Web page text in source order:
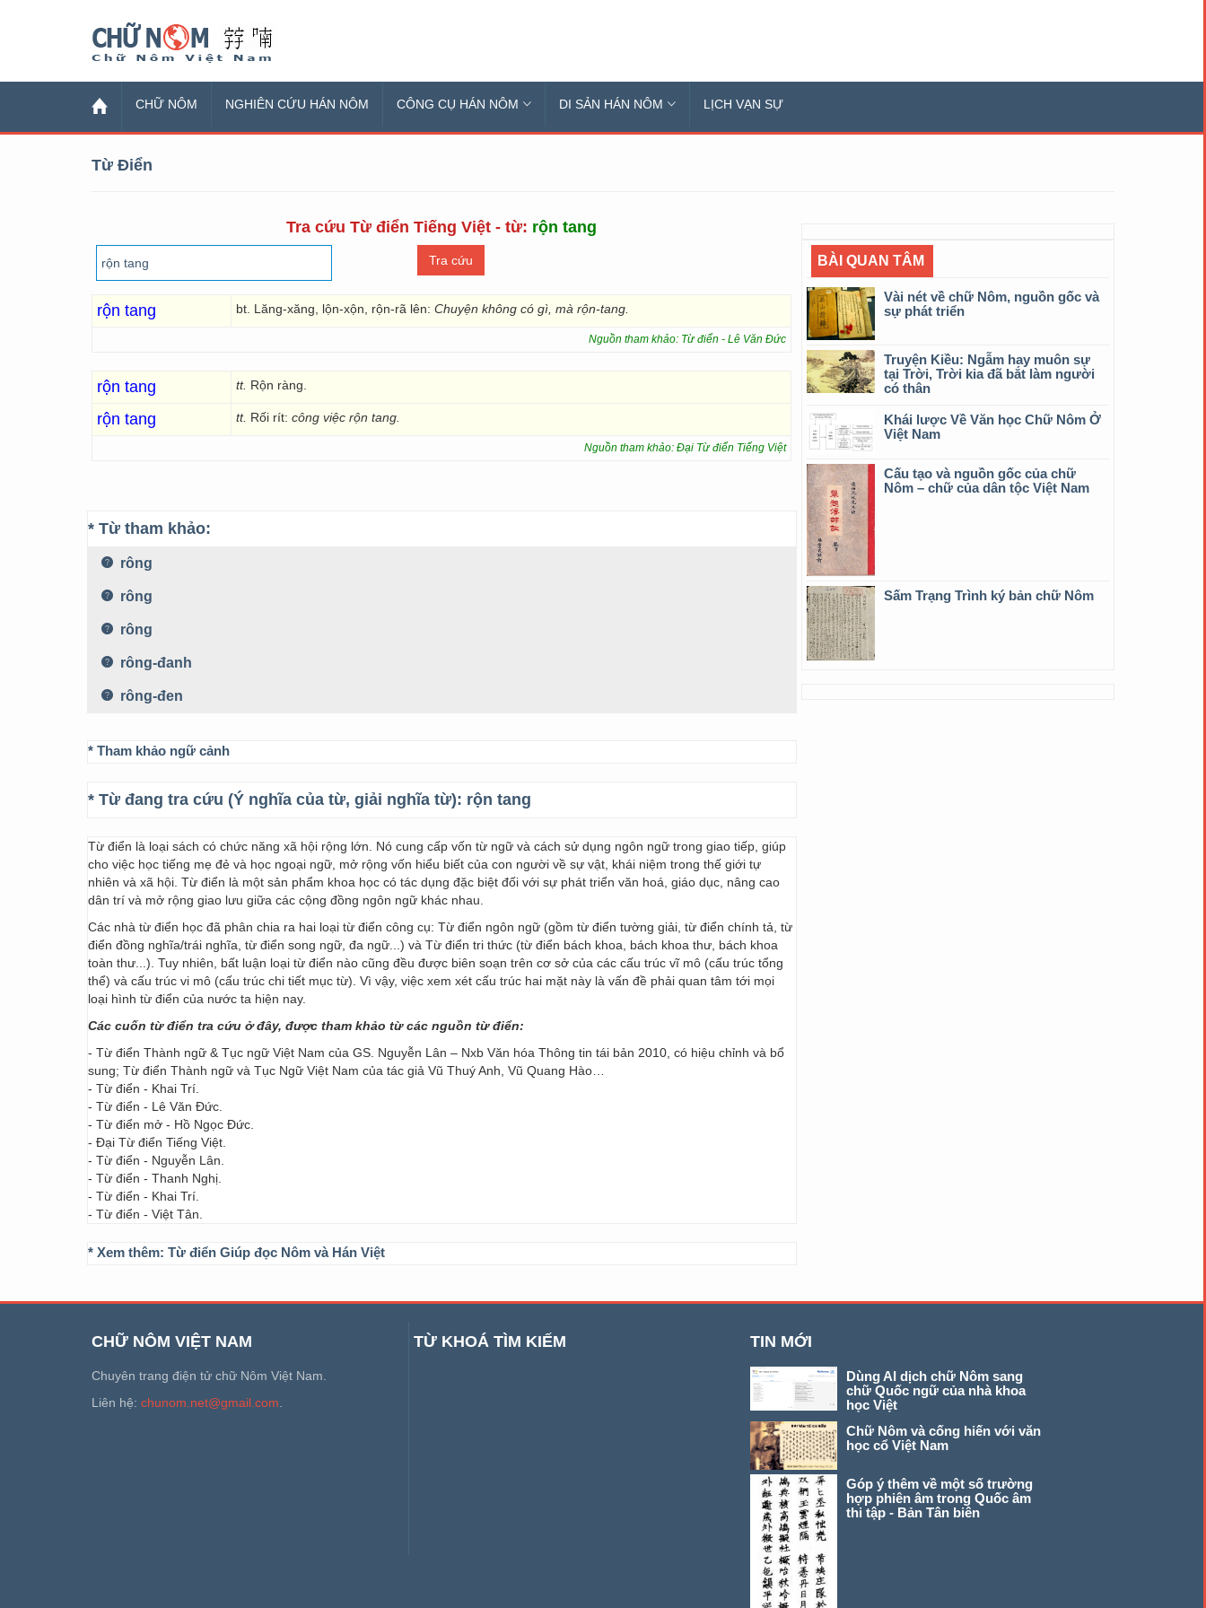
CHỮ NÔM NGHIÊN CỨU HÁN NÔM CÔNG CỤ HÁN NÔM DI SẢN HÁN NÔM LỊCH VẠN SỰ
Từ Điển
Tra cứu Từ điển Tiếng Việt - từ: rộn tang
rộn tang bt. Lăng-xăng, lộn-xộn, rộn-rã lên: Chuyện không có gì, mà rộn-tang.
Nguồn tham khảo: Từ điển - Lê Văn Đức
rộn tang tt. Rộn ràng.
rộn tang tt. Rối rít: công việc rộn tang.
Nguồn tham khảo: Đại Từ điển Tiếng Việt
* Từ tham khảo:
rông
rông
rông
rông-đanh
rông-đen
* Tham khảo ngữ cảnh
* Từ đang tra cứu (Ý nghĩa của từ, giải nghĩa từ): rộn tang
Từ điển là loại sách có chức năng xã hội rộng lớn. Nó cung cấp vốn từ ngữ và cách sử dụng ngôn ngữ trong giao tiếp, giúp
cho việc học tiếng mẹ đẻ và học ngoại ngữ, mở rộng vốn hiểu biết của con người về sự vật, khái niệm trong thế giới tự
nhiên và xã hội. Từ điển là một sản phẩm khoa học có tác dụng đặc biệt đối với sự phát triển văn hoá, giáo dục, nâng cao
dân trí và mở rộng giao lưu giữa các cộng đồng ngôn ngữ khác nhau.
Các nhà từ điển học đã phân chia ra hai loại từ điển công cụ: Từ điển ngôn ngữ (gồm từ điển tường giải, từ điển chính tả, từ
điển đồng nghĩa/trái nghĩa, từ điển song ngữ, đa ngữ...) và Từ điển tri thức (từ điển bách khoa, bách khoa thư, bách khoa
toàn thư...). Tuy nhiên, bất luận loại từ điển nào cũng đều được biên soạn trên cơ sở của các cấu trúc vĩ mô (cấu trúc tổng
thể) và cấu trúc vi mô (cấu trúc chi tiết mục từ). Vì vậy, việc xem xét cấu trúc hai mặt này là vấn đề phải quan tâm tới mọi
loại hình từ điển của nước ta hiện nay.
Các cuốn từ điển tra cứu ở đây, được tham khảo từ các nguồn từ điển:
- Từ điển Thành ngữ & Tục ngữ Việt Nam của GS. Nguyễn Lân – Nxb Văn hóa Thông tin tái bản 2010, có hiệu chỉnh và bổ
sung; Từ điển Thành ngữ và Tục Ngữ Việt Nam của tác giả Vũ Thuý Anh, Vũ Quang Hào…
- Từ điển - Khai Trí.
- Từ điển - Lê Văn Đức.
- Từ điển mở - Hồ Ngọc Đức.
- Đại Từ điển Tiếng Việt.
- Từ điển - Nguyễn Lân.
- Từ điển - Thanh Nghị.
- Từ điển - Khai Trí.
- Từ điển - Việt Tân.
* Xem thêm: Từ điển Giúp đọc Nôm và Hán Việt
BÀI QUAN TÂM
Vài nét về chữ Nôm, nguồn gốc và
sự phát triển
Truyện Kiều: Ngẫm hay muôn sự
tại Trời, Trời kia đã bắt làm người
có thân
Khái lược Về Văn học Chữ Nôm Ở
Việt Nam
Cấu tạo và nguồn gốc của chữ
Nôm – chữ của dân tộc Việt Nam
Sấm Trạng Trình ký bản chữ Nôm
CHỮ NÔM VIỆT NAM
Chuyên trang điện tử chữ Nôm Việt Nam.
Liên hệ: chunom.net@gmail.com
TỪ KHOÁ TÌM KIẾM TIN MỚI
Dùng AI dịch chữ Nôm sang
chữ Quốc ngữ của nhà khoa
học Việt
Chữ Nôm và cống hiến với văn
học cổ Việt Nam
Góp ý thêm về một số trường
hợp phiên âm trong Quốc âm
thi tập - Bản Tân biên